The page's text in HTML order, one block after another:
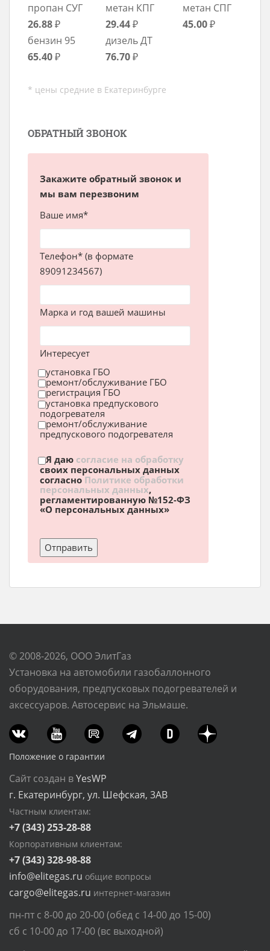
пропан СУГ
26.88₽
метан КПГ
29.44₽
метан СПГ
45.00₽
бензин 95
65.40₽
дизель ДТ
76.70₽
* цены средние в Екатеринбурге
ОБРАТНЫЙ ЗВОНОК
Закажите обратный звонок и
мы вам перезвоним
Ваше имя*
Телефон* (в формате
89091234567)
Марка и год вашей машины
Интересует
установка ГБО
ремонт/обслуживание ГБО
регистрация ГБО
установка предпускового
подогревателя
ремонт/обслуживание
предпускового подогревателя
Я даю согласие на обработку
своих персональных данных
согласно Политике обработки
персональных данных,
регламентированную №152-ФЗ
«О персональных данных»
© 2008-2026, ООО ЭлитГаз
Установка на автомобили газобаллонного
оборудования, предпусковых подогревателей и
аксессуаров. Автосервис на Эльмаше.
Положение о гарантии
Сайт создан вYesWP
г. Екатеринбург, ул. Шефская, 3АВ
Частным клиентам:
+7 (343) 253-28-88
Корпоративным клиентам:
+7 (343) 328-98-88
info@elitegas.ru общие вопросы
cargo@elitegas.ru интернет-магазин
пн-пт с 8-00 до 20-00 (обед с 14-00 до 15-00)
сб с 10-00 до 17-00 (вс выходной)